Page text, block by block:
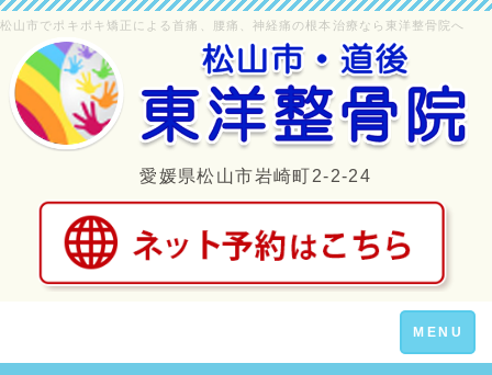
松山市でポキポキ矯正による首痛、腰痛、神経痛の根本治療なら東洋整骨院へ
愛媛県松山市岩崎町2-2-24
Toggle
navigation
MENU